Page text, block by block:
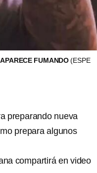
FUMANDO(ESPE
preparando nueva
prepara algunos
compartirá en video